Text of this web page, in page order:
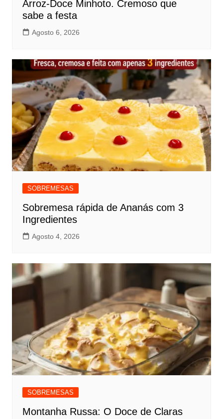
Arroz-Doce Minhoto. Cremoso que
sabe a festa
Agosto 6, 2026
SOBREMESAS
Sobremesa rápida de Ananás com 3
Ingredientes
Agosto 4, 2026
SOBREMESAS
Montanha Russa: O Doce de Claras